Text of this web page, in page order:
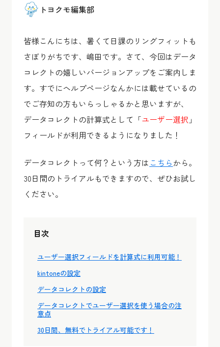
トヨクモ編集部
皆様こんにちは、暑くて日課のリングフィットも
さぼりがちです、嶋田です。さて、今回はデータ
コレクトの嬉しいバージョンアップをご案内しま
す。すでにヘルプページなんかには載せているの
でご存知の方もいらっしゃるかと思いますが、
データコレクトの計算式として「ユーザー選択 」
フィールドが利用できるようになりました！
データコレクトって何？という方は こちらから。
30日間のトライアルもできますので、ぜひお試し
ください。
目次
ユーザー選択フィールドを計算式に利用可能！
kintoneの設定
データコレクトの設定
データコレクトでユーザー選択を使う場合の注
意点
30日間、無料でトライアル可能です！